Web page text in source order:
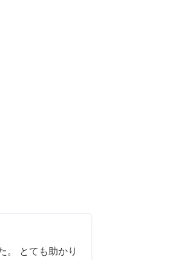
。 とても助かり